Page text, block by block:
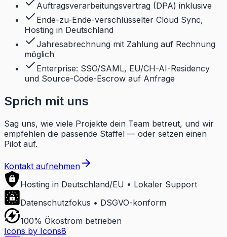
Auftragsverarbeitungsvertrag (DPA) inklusive
Ende-zu-Ende-verschlüsselter Cloud Sync,
Hosting in Deutschland
Jahresabrechnung mit Zahlung auf Rechnung
möglich
Enterprise: SSO/SAML, EU/CH-AI-Residency
und Source-Code-Escrow auf Anfrage
Sprich mit uns
Sag uns, wie viele Projekte dein Team betreut, und wir
empfehlen die passende Staffel — oder setzen einen
Pilot auf.
Kontakt aufnehmen
Hosting in Deutschland/EU • Lokaler Support
Datenschutzfokus • DSGVO-konform
100% Ökostrom betrieben
Icons by Icons8